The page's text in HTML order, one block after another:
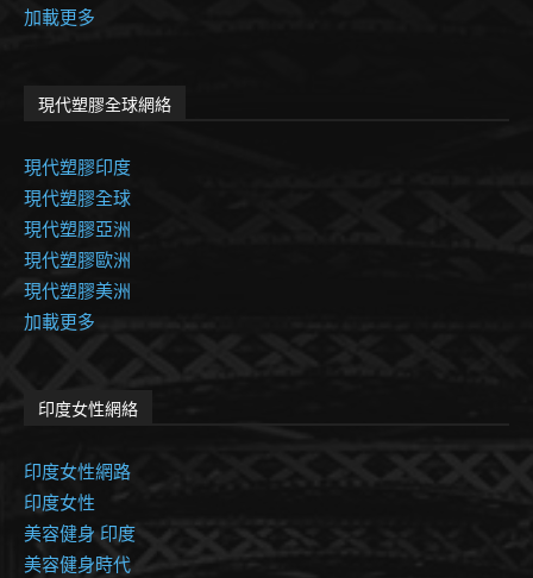
加載更多
現代塑膠全球網絡
現代塑膠印度
現代塑膠全球
現代塑膠亞洲
現代塑膠歐洲
現代塑膠美洲
加載更多
印度女性網絡
印度女性網路
印度女性
美容健身 印度
美容健身時代